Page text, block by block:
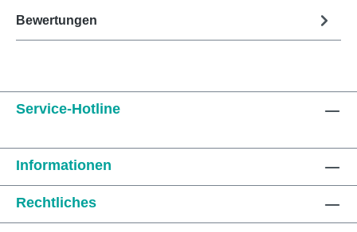
Bewertungen
Service-Hotline
Informationen
Rechtliches